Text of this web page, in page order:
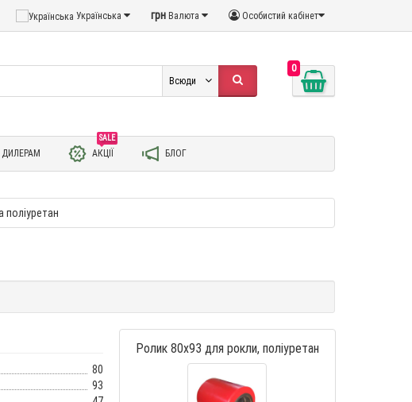
Особистий кабінет
грн Валюта
Українська
0
Всюди
ДИЛЕРАМ
SALE
АКЦІЇ БЛОГ
поліуретан
80
93
Ролик 80х93 для рокли, поліуретан